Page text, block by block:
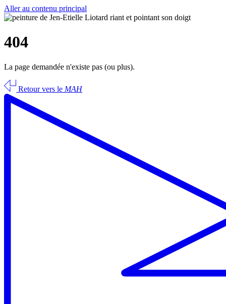
Aller au contenu principal
404
La page demandée n'existe pas (ou plus).
Retour vers le MAH